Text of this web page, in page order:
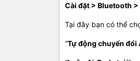
Cài đặt > Bluetooth
Tại đây bạn có thể
“Tự động chuyển đổi